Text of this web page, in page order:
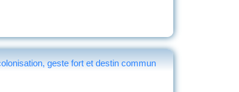
geste fort et destin commun